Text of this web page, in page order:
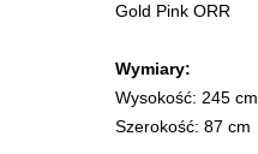
Gold Pink ORR
Wymiary:
Wysokość: 245 cm
Szerokość: 87 cm